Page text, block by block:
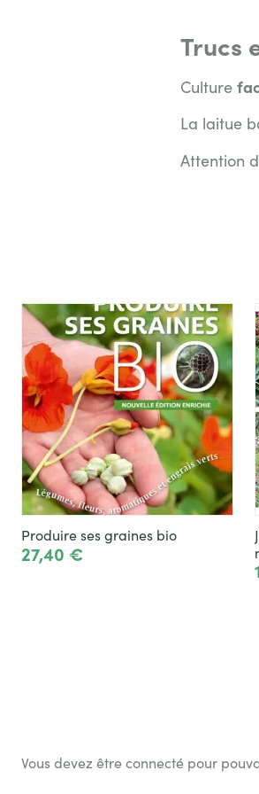
Trucs
Culture
La laitue
Attention
Produire ses graines bio
27,40 €
Vous devez être connecté pour